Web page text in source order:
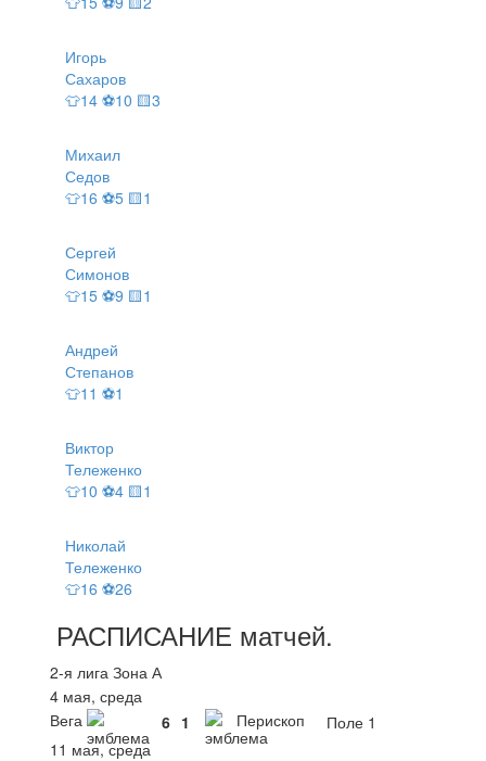
Игорь
Сахаров
👕14 ⚽10 🟨3
Михаил
Седов
👕16 ⚽5 🟨1
Сергей
Симонов
👕15 ⚽9 🟨1
Андрей
Степанов
👕11 ⚽1
Виктор
Тележенко
👕10 ⚽4 🟨1
Николай
Тележенко
👕16 ⚽26
РАСПИСАНИЕ матчей.
2-я лига Зона А
4 мая, среда
Вега
6 1 Перископ
Поле 1
11 мая, среда